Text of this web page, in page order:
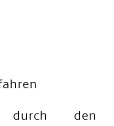
den